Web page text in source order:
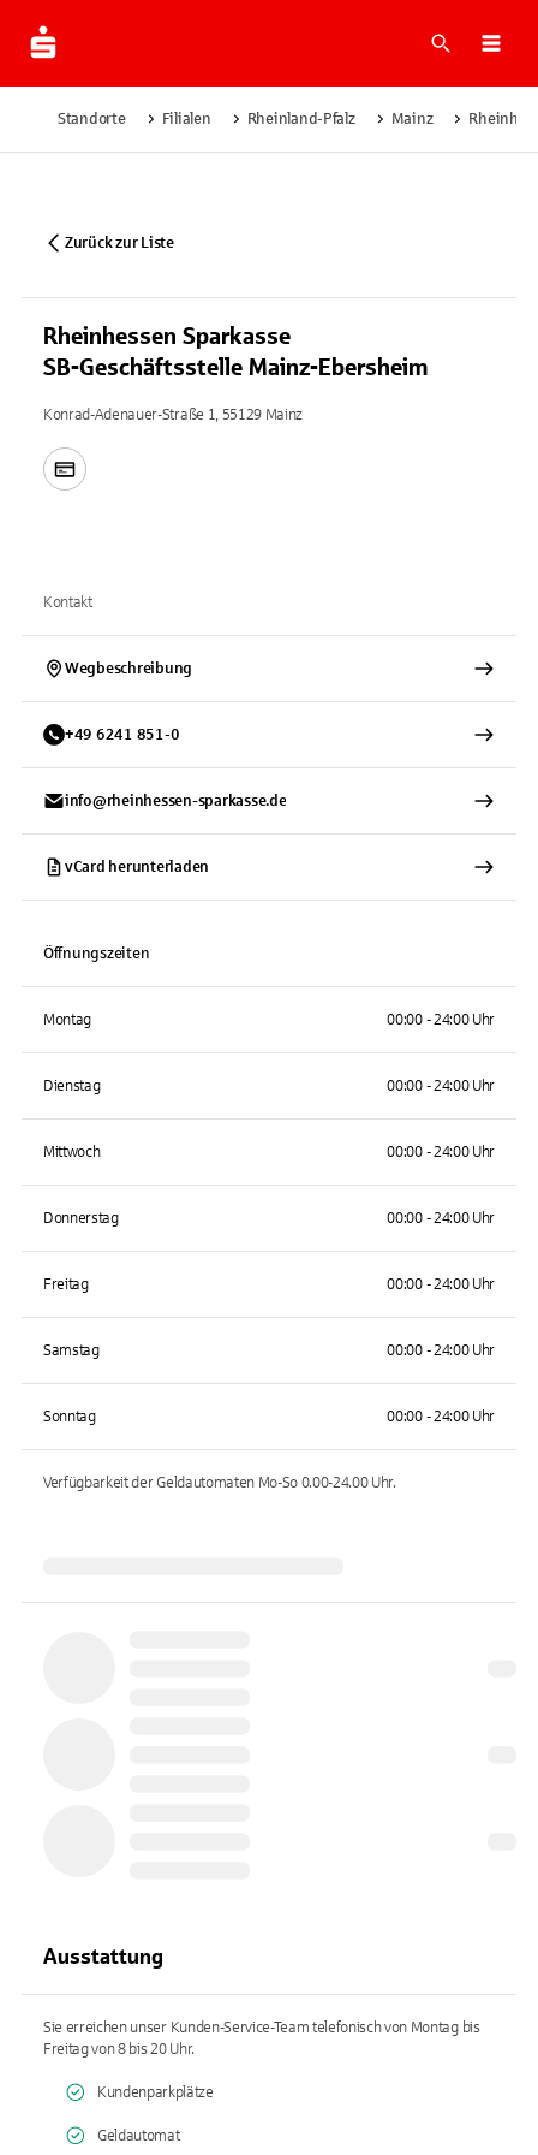
Suche
Standorte Filialen Rheinland-Pfalz Mainz
Zurück zur Liste
Rheinhessen Sparkasse
SB-Geschäftsstelle Mainz-Ebersheim
Konrad-Adenauer-Straße 1, 55129 Mainz
Kontakt
Wegbeschreibung
+49 6241 851-0
info@rheinhessen-sparkasse.de
vCard herunterladen
Öffnungszeiten
Montag 00:00 - 24:00 Uhr
Dienstag 00:00 - 24:00 Uhr
Mittwoch 00:00 - 24:00 Uhr
Donnerstag 00:00 - 24:00 Uhr
Freitag 00:00 - 24:00 Uhr
Samstag 00:00 - 24:00 Uhr
Sonntag 00:00 - 24:00 Uhr
Verfügbarkeit der Geldautomaten Mo-So 0.00-24.00Uhr.
Ausstattung
Sie erreichen unser Kunden-Service-Team telefonisch von Montag bis
Freitag von 8 bis 20 Uhr.
Kundenparkplätze
Geldautomat